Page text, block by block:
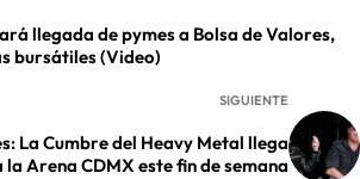
llegada de pymes a Bolsa de Valores,
bursátiles (Video)
SIGUIENTE
La Cumbre del Heavy Metal llega
la Arena CDMX este fin de semana